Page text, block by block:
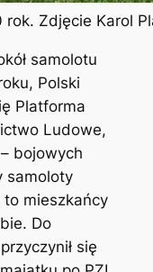
Zdjęcie Karol
samolotu
Polski
Platforma
Ludowe,
bojowych
samoloty
mieszkańcy
Do
się